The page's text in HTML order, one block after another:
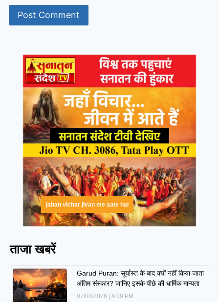
jahan vichar jivan me aate hai
ताजा खबरें
Garud Puran: सूर्यास्त के बाद क्यों नहीं किया जाता
अंतिम संस्कार? जानिए इसके पीछे की धार्मिक मान्यता
07/08/2026 4:09 PM